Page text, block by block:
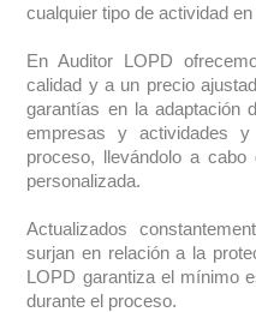
cualquier tipo de actividad en
En Auditor LOPD
calidad y a un precio
garantías en la adaptación
empresas y actividades
proceso, llevándolo a
personalizada.
Actualizados
surjan en relación a la
LOPD garantiza el mínimo
durante el proceso.